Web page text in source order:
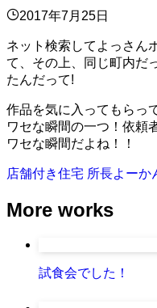
2017年7月25日
ネット検索してよっさん
て、その上、同じ町内だ
たんだって!
作品を気に入ってもらっ
ワセな瞬間の一つ！依頼
ワセな瞬間だよね！！
店舗付き住宅 所長よーか
More works
試食会でした！